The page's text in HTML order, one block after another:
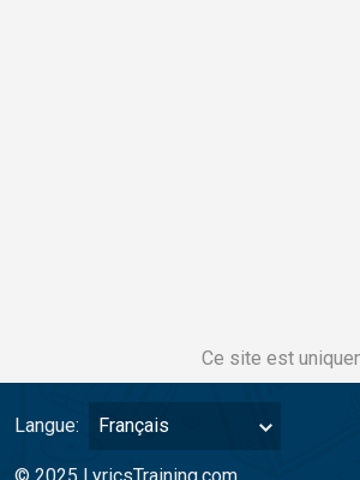
Ce site est
Langue: Français